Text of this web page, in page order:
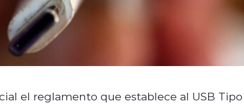
el reglamento que establece al USB Tipo